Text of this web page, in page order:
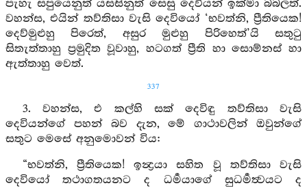
පැහැ සපුයෙනුත් යසසිනුත් සෙසු දෙවියන් ඉක්මා බබලත්.
වහන්ස, එයින් තව්තිසා වැසි දෙවියෝ ‘භවත්නි, ප්‍රීතියෙක!
දෙව්මුළුහු පිරෙත්, අසුර මුළුහු පිරිහෙත්’යි සතුටු
සිතැත්තාහු ප්‍රමුදිත වූවාහු, හටගත් ප්‍රීති හා සොම්නස් හා
ඇත්තාහු වෙත්.
337
3. වහන්ස, එ කල්හි සක් දෙවිඳු තව්තිසා වැසි
දෙවියන්ගේ පහන් බව දැන, මේ ගාථාවලින් ඔවුන්ගේ
සතුට මෙසේ අනුමොවන් විය:
“භවත්නි, ප්‍රීතියෙක! ඉන්‍ද්‍රයා සහිත වූ තව්තිසා වැසි
දෙවියෝ තථාගතයනට ද ධර්‍මයාගේ සුධර්‍මත්‍වයට ද